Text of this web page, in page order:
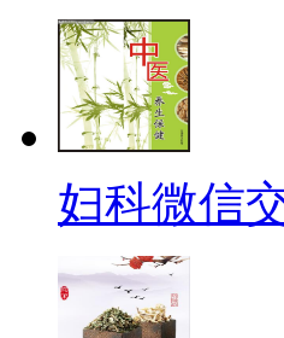
妇科微信